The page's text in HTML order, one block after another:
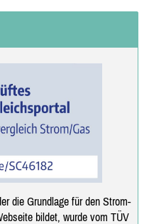
die Grundlage für den Strom-
bildet, wurde vom TÜV